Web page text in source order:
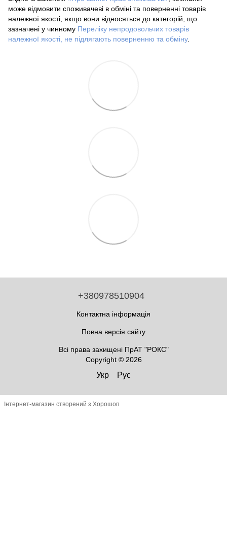
може відмовити споживачеві в обміні та поверненні товарів
належної якості, якщо вони відносяться до категорій, що
зазначені у чинному Переліку непродовольчих товарів
належної якості, не підлягають поверненню та обміну.
+380978510904
Контактна інформація
Повна версія сайту
Всі права захищені ПрАТ "РОКС"
Copyright © 2026
Укр Рус
Інтернет-магазин створений з Хорошоп